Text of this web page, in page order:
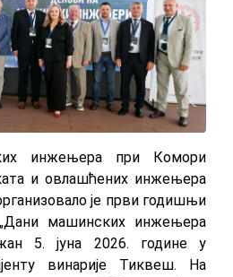
инжењера при Комори
и овлашћених инжењера
је први годишњи
машинских инжењера
5. јуна 2026. године у
винарије Тиквеш. На